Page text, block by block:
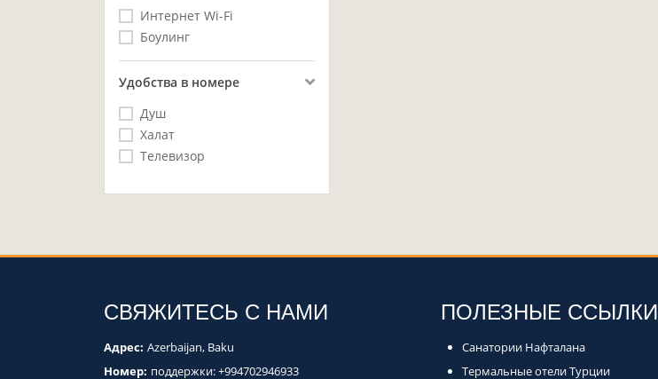
Интернет Wi-Fi
Боулинг
Удобства в номере
Душ
Халат
Телевизор
СВЯЖИТЕСЬ С НАМИ
Адрес: Azerbaijan, Baku
Номер: поддержки:+994702946933
ПОЛЕЗНЫЕ ССЫЛКИ
Санатории Нафталана
Термальные отели Турции